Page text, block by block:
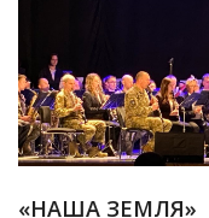
27 Березня 2025 р.
«НАША ЗЕМЛЯ»